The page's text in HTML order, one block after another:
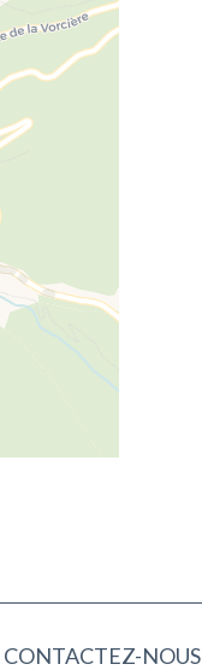
CONTACTEZ-NOUS